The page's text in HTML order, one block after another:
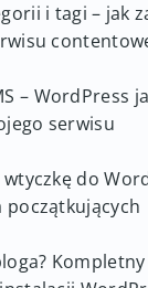
i tagi – jak
– WordPress
serwisu
wtyczkę do
początkujących
Kompletny